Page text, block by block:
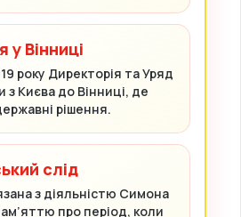
у Вінниці
року Директорія та Уряд
з Києва до Вінниці, де
рішення.
слід
з діяльністю Симона
про період, коли